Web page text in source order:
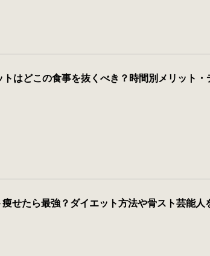
はどこの食事を抜くべき？時間別メリット
せたら最強？ダイエット方法や骨スト芸能人